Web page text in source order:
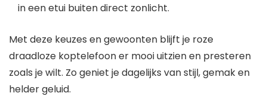
in een etui buiten direct zonlicht.
Met deze keuzes en gewoonten blijft je roze
draadloze koptelefoon er mooi uitzien en presteren
zoals je wilt. Zo geniet je dagelijks van stijl, gemak en
helder geluid.